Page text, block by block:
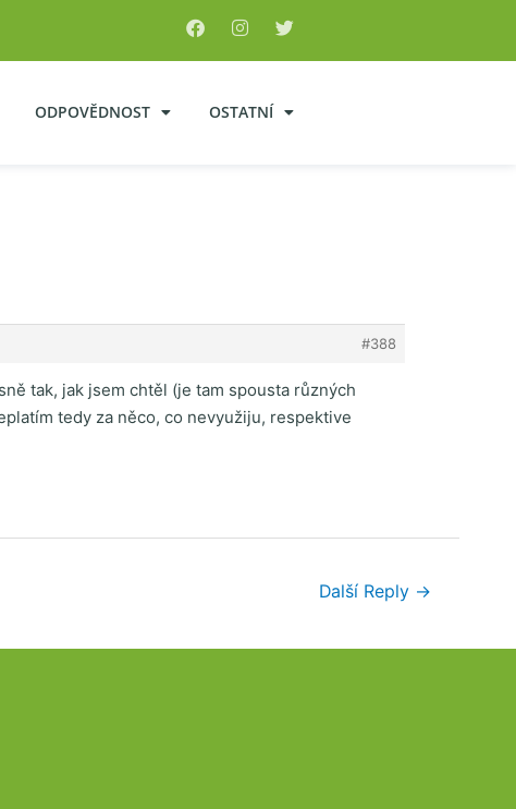
ODPOVĚDNOST OSTATNÍ
#388
tak, jak jsem chtěl (je tam spousta různých
tedy za něco, co nevyužiju, respektive
Další Reply →